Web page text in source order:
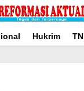
Hukrim